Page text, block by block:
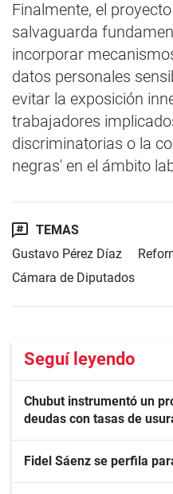
Finalmente, el
salvaguarda
incorporar
datos personales
evitar la exposición
trabajadores
discriminatorias o la
negras' en el ámbito
TEMAS
Gustavo Pérez Díaz
Cámara de Diputados
Seguí leyendo
Chubut instrumentó un
deudas con tasas de
Fidel Sáenz se perfila